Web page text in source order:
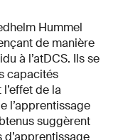
Hummel
de manière
à l’atDCS. Ils se
capacités
de la
l’apprentissage
suggèrent